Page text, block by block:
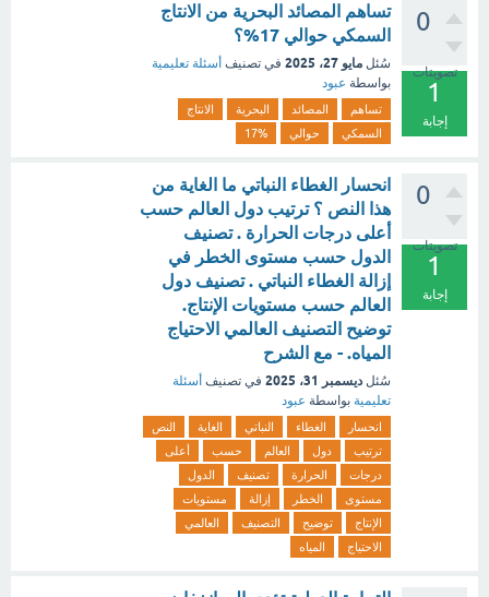
0
تصويتات
1
إجابة
تساهم المصائد البحرية من الانتاج
السمكي حوالي 17%؟
سُئل مايو 27، 2025 في تصنيف أسئلة تعليمية
بواسطة عبود
تساهم المصائد البحرية
الانتاج
السمكي
حوالي 17%
0
تصويتات
1
إجابة
انحسار الغطاء النباتي ما الغاية من
هذا النص ؟ ترتيب دول العالم حسب
أعلى درجات الحرارة . تصنيف
الدول حسب مستوى الخطر في
إزالة الغطاء النباتي . تصنيف دول
العالم حسب مستويات الإنتاج.
توضيح التصنيف العالمي الاحتياج
المياه. - مع الشرح
سُئل ديسمبر 31، 2025 في تصنيف أسئلة
تعليمية بواسطة عبود
انحسار الغطاء النباتي الغاية
النص
ترتيب
دول العالم حسب
أعلى
درجات
الحرارة تصنيف
الدول
مستوى
الخطر إزالة
مستويات
الإنتاج
توضيح التصنيف
العالمي
الاحتياج
المياه